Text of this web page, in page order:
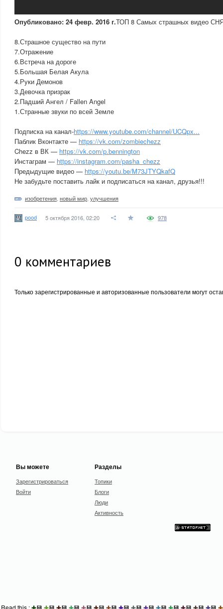
Опубликовано: 24 февр. 2016 г.ТОП 8 Самых страшных видео
8.Страшное существо на пути
7.Отражение
6.Встреча на дороге
5.Большая Белая Акула
4.Руки Демонов
3.Девочка призрак
2.Падший Ангел / Fallen Angel
1.Странные звуки по всей Земле
Подписка на канал-https://www.youtube.com/channel/UCQpx...
Паблик Вконтакте — https://vk.com/zombiechezz
Chezz в ВК — https://vk.com/p.bennington
Инстаграм — https://instagram.com/pasha_chezz
Предыдущие видео — https://youtu.be/M73JTYQkafQ
Не забудьте поставить лайк и подписаться на канал, друзья!!!
изобретения новый мир улучшения
pood 5 октября 2016, 02:20 978
0 комментариев
Только зарегистрированные и авторизованные пользователи могут
Вы можете
Зарегистрироваться
Войти
Разделы
Топики
Блоги
Люди
Активность
Read this :✚💾 ✚💾 ✚💾 ✚💾 ✚💾 ✚💾 ✚💾 ✚💾 ✚💾 ✚💾 ✚💾 ✚💾 ✚💾 ✚💾 ✚💾 ✚